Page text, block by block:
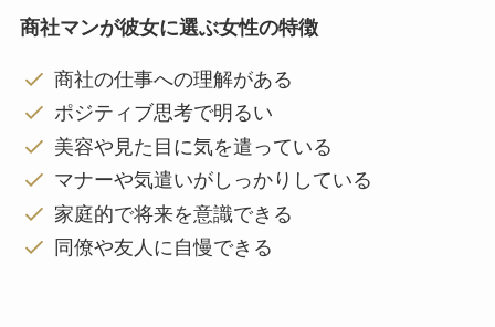
商社マンが彼女に選ぶ女性の特徴
商社の仕事への理解がある
ポジティブ思考で明るい
美容や見た目に気を遣っている
マナーや気遣いがしっかりしている
家庭的で将来を意識できる
同僚や友人に自慢できる